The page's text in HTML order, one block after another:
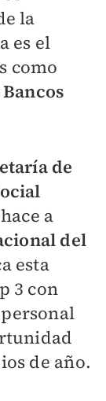
la
es el
como
Bancos
de
a
del
esta
3 con
de año.